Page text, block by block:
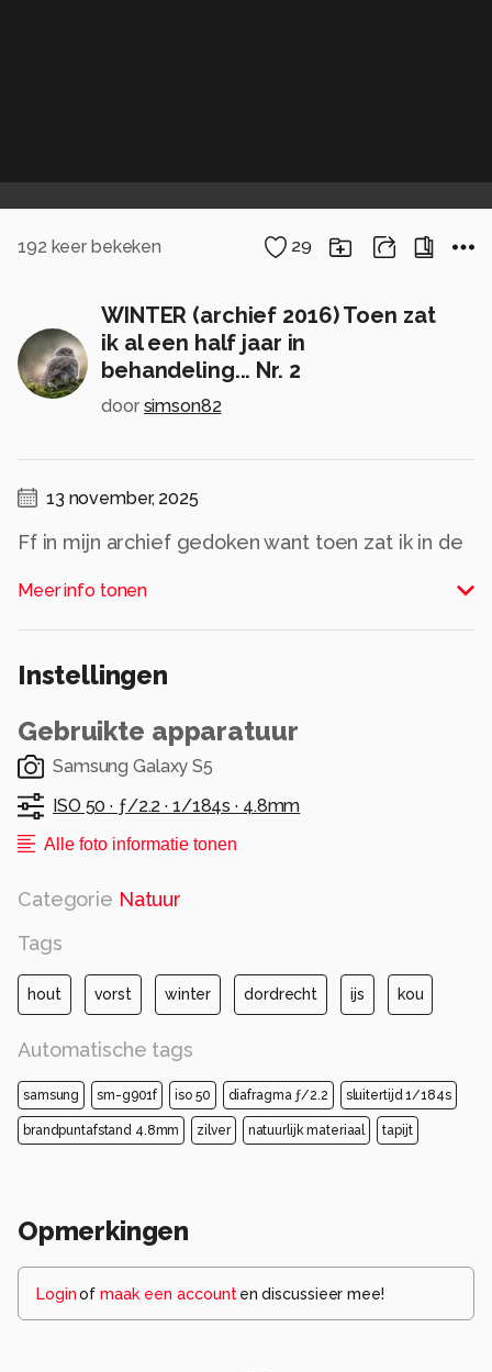
192 keer bekeken 29
WINTER (archief 2016) Toen zat
ik al een half jaar in
behandeling... Nr. 2
door simson82
13 november, 2025
Ff in mijn archief gedoken want toen zat ik in de
en van Mijn Hemelse Vader ben ik op de dag af
vandaag 10 jaar Clean van die akelige witte
Dit was bij het bouwbedrijf van mijn destijdse
Alle rechten voorbehouden
Meer info tonen
Instellingen
Gebruikte apparatuur
Samsung Galaxy S5
ISO 50 · ƒ/2.2 · 1/184s · 4.8mm
Alle foto informatie tonen
Categorie Natuur
Tags
hout vorst winter dordrecht ijs kou
Automatische tags
samsung sm-g901f iso 50 diafragma ƒ/2.2 sluitertijd 1/184s
brandpuntafstand 4.8mm zilver natuurlijk materiaal tapijt
Opmerkingen
Loginof maak een account en discussieer mee!